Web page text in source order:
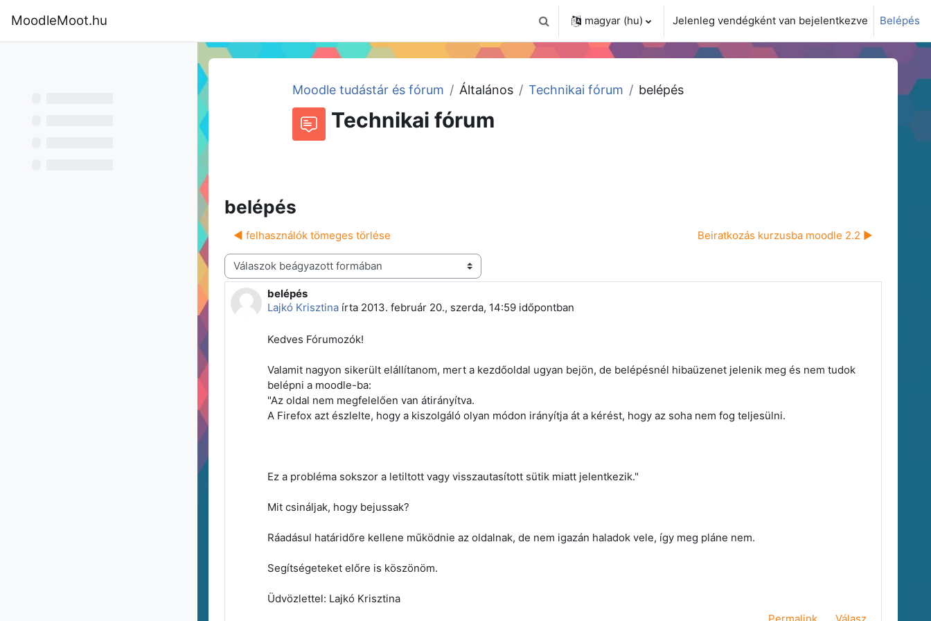
MoodleMoot.hu Keresési bemeneti adatok váltása
magyar ‎(hu)‎ Jelenleg vendégként van bejelentkezve Belépés
Moodle tudástár és fórum Általános Technikai fórum belépés
Technikai fórum
belépés
◀︎ felhasználók tömeges törlése Beiratkozás kurzusba moodle 2.2 ▶︎
Megjelenítési mód
belépés
Lajkó Krisztina írta 2013. február 20., szerda, 14:59 időpontban
Válaszok szám: 5
Kedves Fórumozók!
Valamit nagyon sikerült elállítanom, mert a kezdőoldal ugyan bejön, de belépésnél hibaüzenet jelenik meg és nem tudok
belépni a moodle-ba:
"Az oldal nem megfelelően van átirányítva.
A Firefox azt észlelte, hogy a kiszolgáló olyan módon irányítja át a kérést, hogy az soha nem fog teljesülni.
Ez a probléma sokszor a letiltott vagy visszautasított sütik miatt jelentkezik."
Mit csináljak, hogy bejussak?
Ráadásul határidőre kellene működnie az oldalnak, de nem igazán haladok vele, így meg pláne nem.
Segítségeteket előre is köszönöm.
Üdvözlettel: Lajkó Krisztina